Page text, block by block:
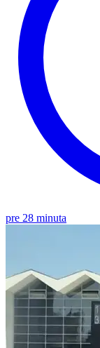
pre 28 minuta